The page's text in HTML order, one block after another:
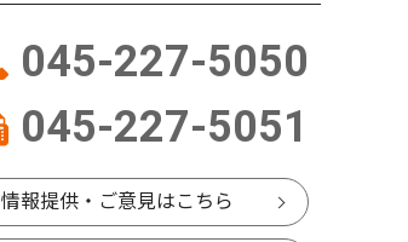
045-227-5050
045-227-5051
情報提供・ご意見はこちら